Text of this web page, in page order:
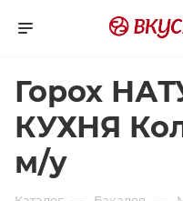
Горох
КУХНЯ
м/у